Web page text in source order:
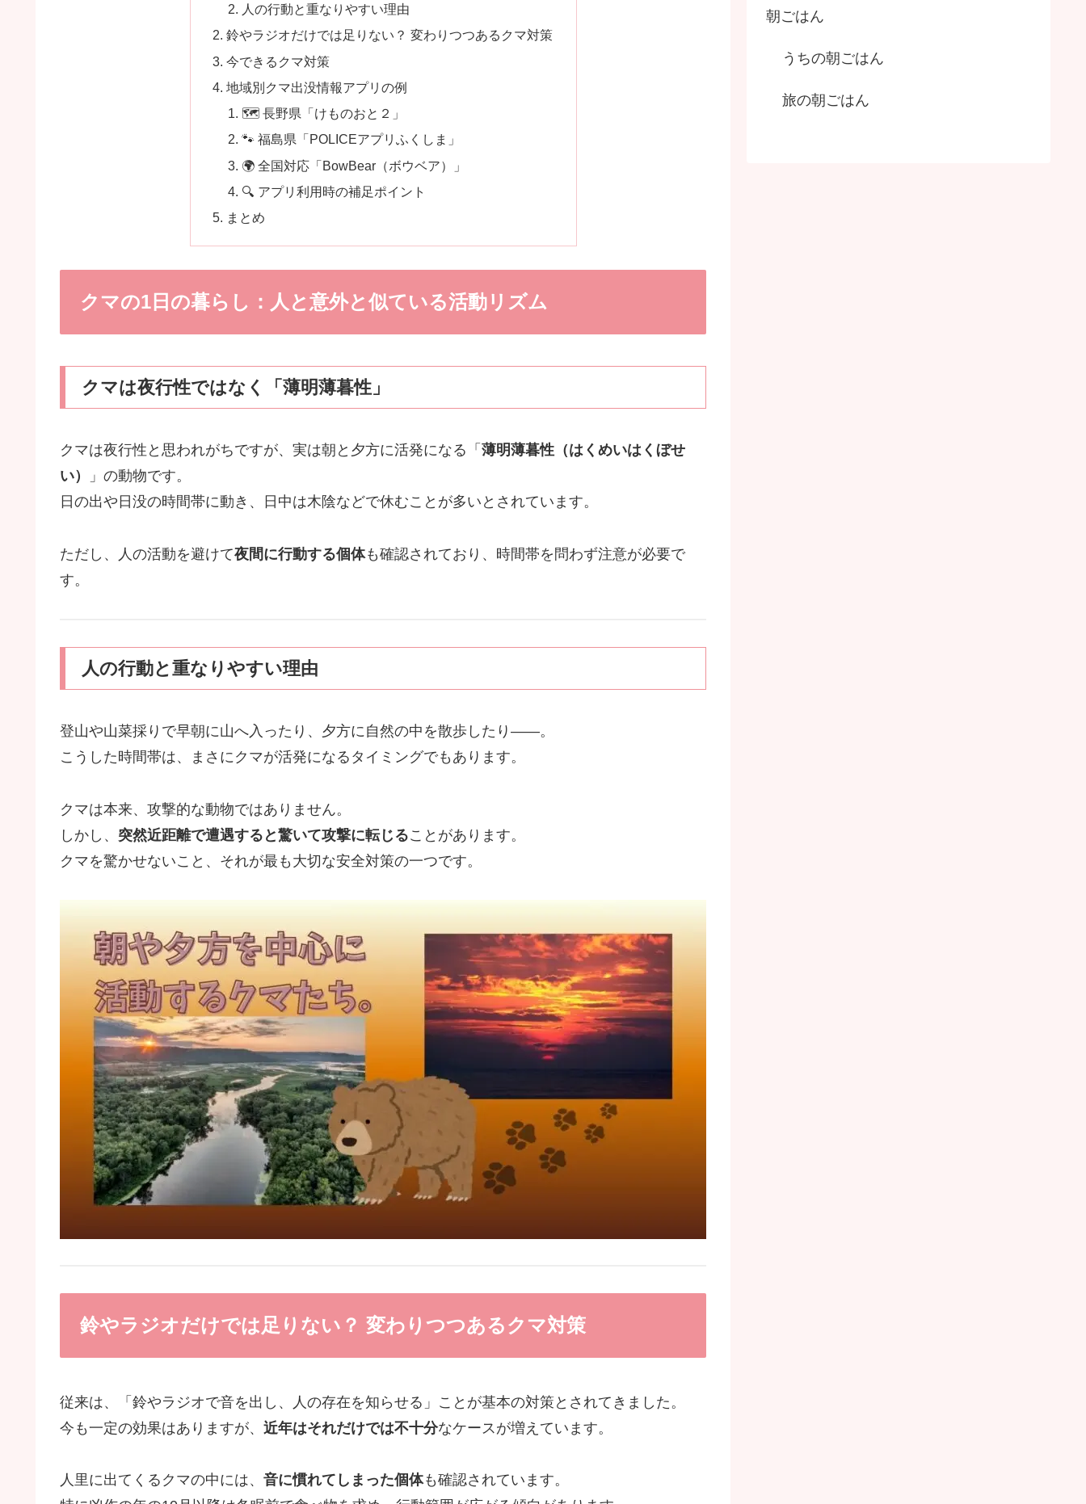
人の行動と重なりやすい理由
鈴やラジオだけでは足りない？ 変わりつつあるクマ対策
今できるクマ対策
地域別クマ出没情報アプリの例
🗺 長野県「けものおと２」
🐾 福島県「POLICEアプリふくしま」
🌍 全国対応「BowBear（ボウベア）」
🔍 アプリ利用時の補足ポイント
まとめ
クマの1日の暮らし：人と意外と似ている活動リズム
クマは夜行性ではなく「薄明薄暮性」
クマは夜行性と思われがちですが、実は朝と夕方に活発になる「 薄明薄暮性（はくめいはくぼせ
い）
」の動物です。
日の出や日没の時間帯に動き、日中は木陰などで休むことが多いとされています。
ただし、人の活動を避けて夜間に行動する個体も確認されており、時間帯を問わず注意が必要で
す。
人の行動と重なりやすい理由
登山や山菜採りで早朝に山へ入ったり、夕方に自然の中を散歩したり――。
こうした時間帯は、まさにクマが活発になるタイミングでもあります。
クマは本来、攻撃的な動物ではありません。
しかし、 突然近距離で遭遇すると驚いて攻撃に転じることがあります。
クマを驚かせないこと、それが最も大切な安全対策の一つです。
鈴やラジオだけでは足りない？ 変わりつつあるクマ対策
従来は、「鈴やラジオで音を出し、人の存在を知らせる」ことが基本の対策とされてきました。
今も一定の効果はありますが、 近年はそれだけでは不十分なケースが増えています。
人里に出てくるクマの中には、 音に慣れてしまった個体も確認されています。
朝ごはん
うちの朝ごはん
旅の朝ごはん